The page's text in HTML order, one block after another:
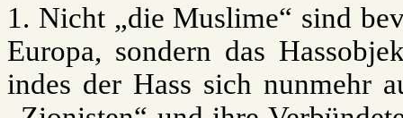
1. Nicht „die Muslime“ sind
Europa, sondern das
indes der Hass sich nunmehr